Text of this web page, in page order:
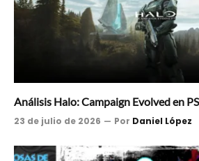
Análisis Halo: Campaign Evolved en
23 de julio de 2026 Por Daniel López